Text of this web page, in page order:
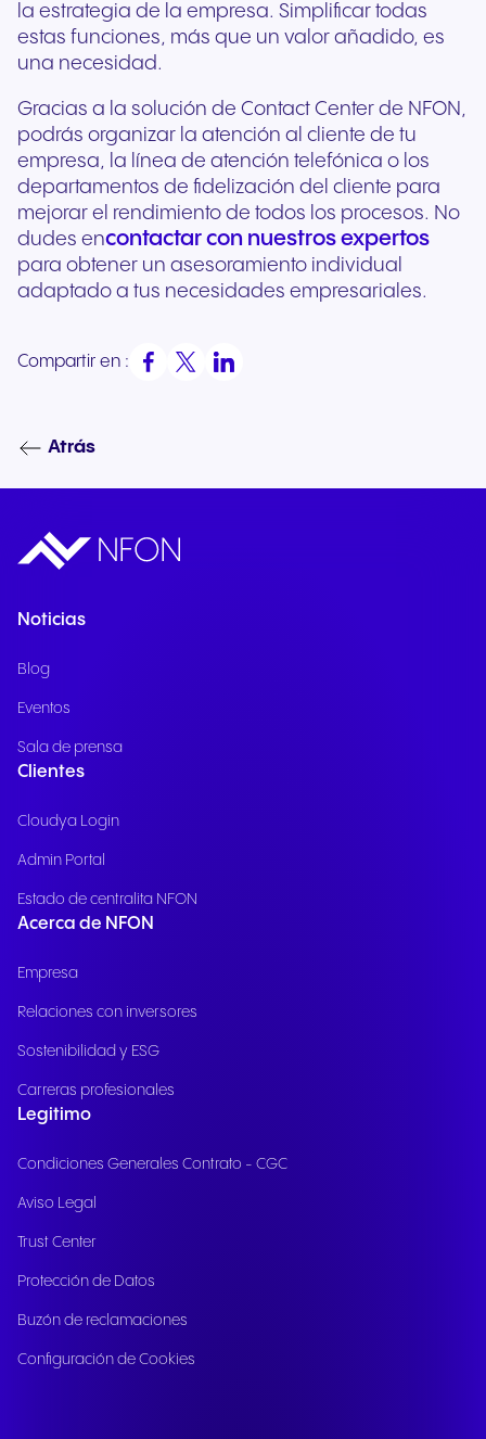
la estrategia de la empresa. Simplificar todas
estas funciones, más que un valor añadido, es
una necesidad.
Gracias a la solución de Contact Center de NFON,
podrás organizar la atención al cliente de tu
empresa, la línea de atención telefónica o los
departamentos de fidelización del cliente para
mejorar el rendimiento de todos los procesos. No
dudes encontactar con nuestros expertos
para obtener un asesoramiento individual
adaptado a tus necesidades empresariales.
Compartir en :
Atrás
Noticias
Blog
Eventos
Sala de prensa
Clientes
Cloudya Login
Admin Portal
Estado de centralita NFON
Acerca de NFON
Empresa
Relaciones con inversores
Sostenibilidad y ESG
Carreras profesionales
Legitimo
Condiciones Generales Contrato - CGC
Aviso Legal
Trust Center
Protección de Datos
Buzón de reclamaciones
Configuración de Cookies